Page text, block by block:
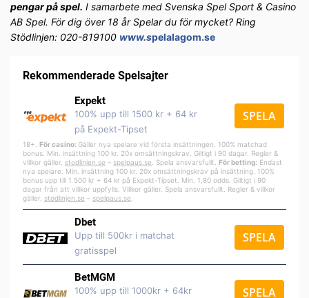
pengar på spel. I samarbete med Svenska Spel Sport & Casino
AB Spel. För dig över 18 år Spelar du för mycket? Ring
Stödlinjen: 020-819100 www.spelalagom.se
Rekommenderade Spelsajter
Expekt
100% upp till 1500 kr + 64 kr
på Expekt-Tipset
SPELA
18+. För casino: Gäller nya spelare vid första insättningen. 100% matchad
bonus. Min. insättning 100 kr. 20x omsättningskrav. Giltigt i 90 dagar. Regler &
villkor gäller. stodlinjen.se – spelpaus.se . Spela ansvarsfullt. För betting: Endast
nya spelare. Min. insättning 100 kr. 20x omsättningskrav på insättning. 100%
bonus upp till 1 500 kr + 64 kr på Expekt-Tipset. Min. 1,80 odds. Giltigt i 90
dagar från att villkor uppfylls. Villkor gäller. Spela ansvarsfullt. Regler & villkor
gäller. stodlinjen.se – spelpaus.se
Dbet
Upp till 500kr i matchat
gratisspel
SPELA
BetMGM
100% upp till 1000kr + 64kr
SPELA